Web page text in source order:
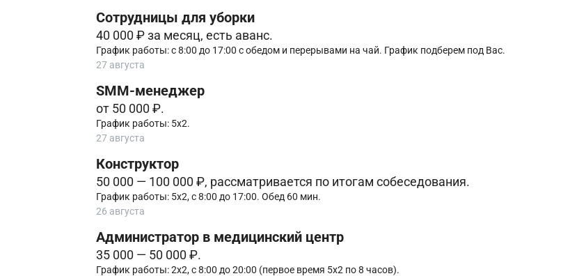
Сотрудницы для уборки
40 000 ₽ за месяц, есть аванс.
График работы: с 8:00 до 17:00 с обедом и перерывами на чай. График подберем под Вас.
27 августа
SMM-менеджер
от 50 000 ₽.
График работы: 5х2.
27 августа
Конструктор
50 000 — 100 000 ₽, рассматривается по итогам собеседования.
График работы: 5х2, с 8:00 до 17:00. Обед 60 мин.
26 августа
Администратор в медицинский центр
35 000 — 50 000 ₽.
График работы: 2х2, с 8:00 до 20:00 (первое время 5х2 по 8 часов).